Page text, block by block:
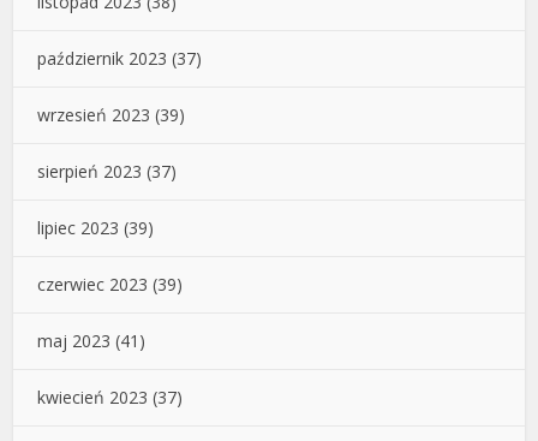
październik 2023 (37)
wrzesień 2023 (39)
sierpień 2023 (37)
lipiec 2023 (39)
czerwiec 2023 (39)
maj 2023 (41)
kwiecień 2023 (37)